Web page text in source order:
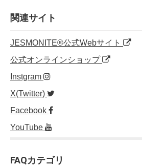
関連サイト
JESMONITE®公式Webサイト
公式オンラインショップ
Instgram
X(Twitter)
Facebook
YouTube
FAQカテゴリ